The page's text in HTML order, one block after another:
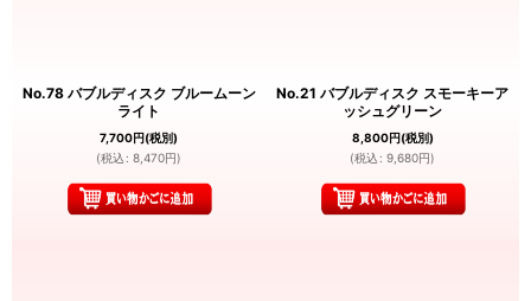
No.78 バブルディスク ブルームーン
ライト
7,700円(税別)
(税込 : 8,470円)
No.21 バブルディスク スモーキーア
ッシュグリーン
8,800円(税別)
(税込 : 9,680円)